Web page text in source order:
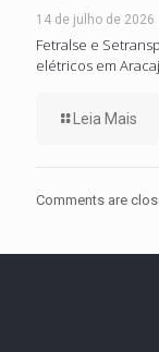
14 de julho de 2026
Fetralse e
elétricos em
Leia Mais
Comments are